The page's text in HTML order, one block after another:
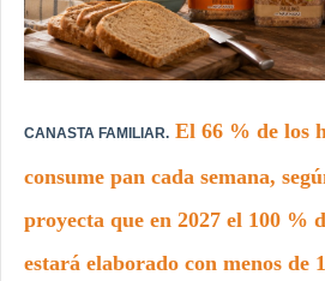
CANASTA FAMILIAR. El 66 % de los
consume pan cada semana,
proyecta que en 2027 el 100 %
estará elaborado con menos de